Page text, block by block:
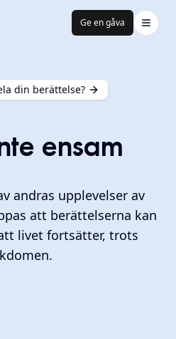
Ge en gåva
din berättelse?
ensam
andras upplevelser av
att berättelserna kan
livet fortsätter, trots